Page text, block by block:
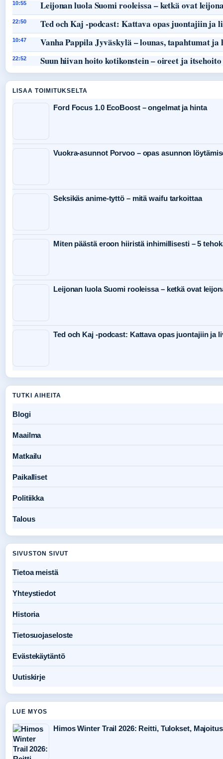
10:55 Leijonan luola Suomi rooleissa – ketkä ovat
22:50 Ted och Kaj -podcast: Kattava opas juontajiin ja
10:47 Vanha Pappila Jyväskylä – lounas, tapahtumat
22:52 Suun hiivan hoito kotikonstein – oireet ja itsehoito
LISAA TOIMITUKSELTA
Ford Focus 1.0 EcoBoost – ongelmat ja hinta
Vuokra-asunnot Porvoo – opas asunnon
Seksikäs anime-tyttö – mitä waifu tarkoittaa
Miten päästä eroon hiiristä inhimillisesti – 5
Leijonan luola Suomi rooleissa – ketkä ovat
Ted och Kaj -podcast: Kattava opas juontajiin ja
TUTKI AIHEITA
Blogi
Maailma
Matkailu
Paikalliset
Politiikka
Talous
SIVUSTON SIVUT
Tietoa meistä
Yhteystiedot
Historia
Tietosuojaseloste
Evästekäytäntö
Uutiskirje
LUE MYOS
Himos Winter Trail 2026: Reitti, Tulokset, Majoitus